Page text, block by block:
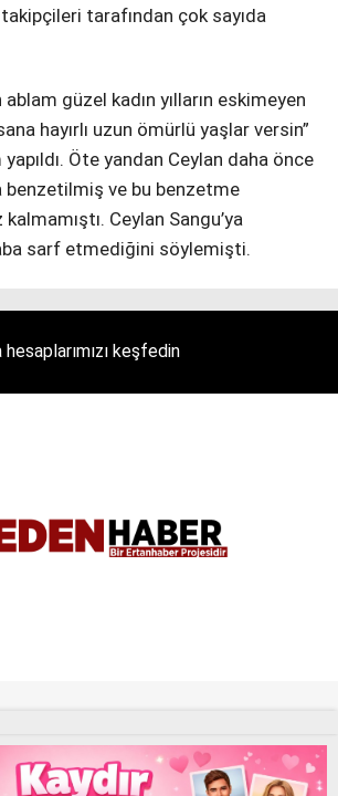
tarafından çok sayıda
ablam güzel kadın yılların eskimeyen
hayırlı uzun ömürlü yaşlar versin”
Öte yandan Ceylan daha önce
benzetilmiş ve bu benzetme
Ceylan Sangu’ya
sarf etmediğini söylemişti.
keşfedin